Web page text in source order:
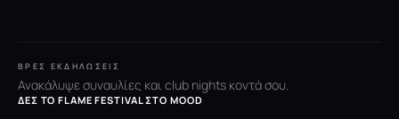
ΒΡΕΣ ΕΚΔΗΛΏΣΕΙΣ
Ανακάλυψε συναυλίες και club nights κοντά σου.
ΔΕΣ ΤΟ FLAME FESTIVAL ΣΤΟ MOOD